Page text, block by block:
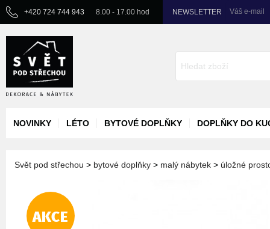
+420 724 744 943 8.00 - 17.00 hod NEWSLETTER Váš e-mail
NOVINKY LÉTO BYTOVÉ DOPLŇKY DOPLŇKY DO
Svět pod střechou > bytové doplňky > malý nábytek > úložné
AKCE